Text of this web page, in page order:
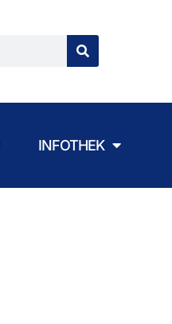
INFOTHEK